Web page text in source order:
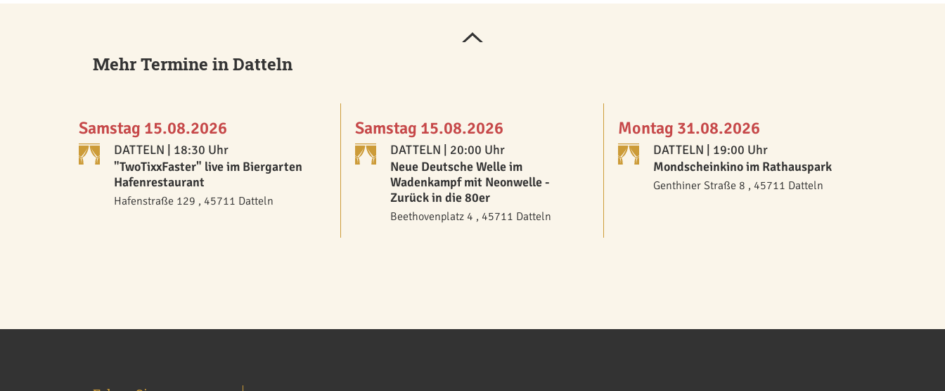
Mehr Termine in Datteln
Samstag 15.08.2026
DATTELN | 18:30 Uhr
"TwoTixxFaster" live im Biergarten
Hafenrestaurant
Hafenstraße 129 , 45711 Datteln
Samstag 15.08.2026
DATTELN | 20:00 Uhr
Neue Deutsche Welle im
Wadenkampf mit Neonwelle -
Zurück in die 80er
Beethovenplatz 4 , 45711 Datteln
Montag 31.08.2026
DATTELN | 19:00 Uhr
Mondscheinkino im Rathauspark
Genthiner Straße 8 , 45711 Datteln